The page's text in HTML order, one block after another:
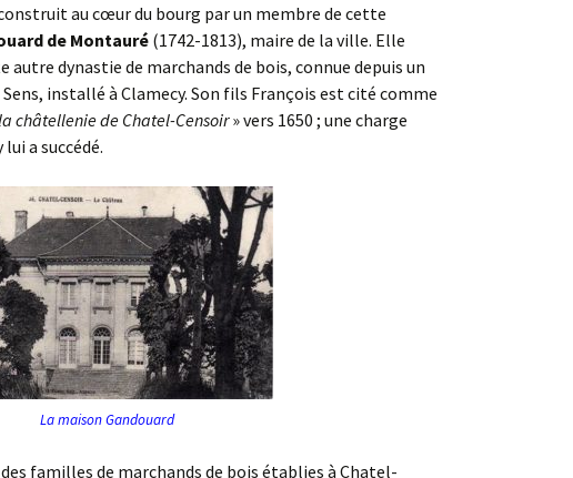
au cœur du bourg par un membre de cette
de Montauré (1742-1813), maire de la ville. Elle
dynastie de marchands de bois, connue depuis un
installé à Clamecy. Son fils François est cité comme
châtellenie de Chatel-Censoir» vers 1650 ; une charge
a succédé.
La maison Gandouard
familles de marchands de bois établies à Chatel-